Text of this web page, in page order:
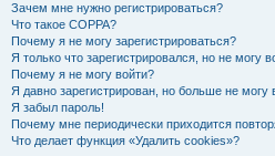
Зачем мне нужно регистрироваться?
Что такое COPPA?
Почему я не могу зарегистрироваться?
Я только что зарегистрировался, но не могу
Почему я не могу войти?
Я давно зарегистрирован, но больше не могу
Я забыл пароль!
Почему мне периодически приходится
Что делает функция «Удалить cookies»?